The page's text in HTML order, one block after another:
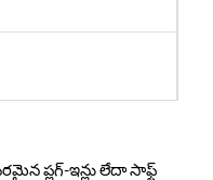
ప్లగ్-ఇన్లు లేదా సాఫ్ట్